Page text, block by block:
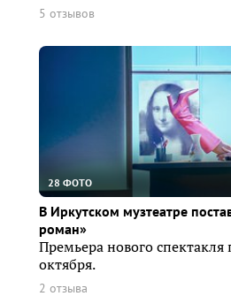
5 отзывов
28 ФОТО
В Иркутском музтеатре
роман»
Премьера нового
октября.
2 отзыва